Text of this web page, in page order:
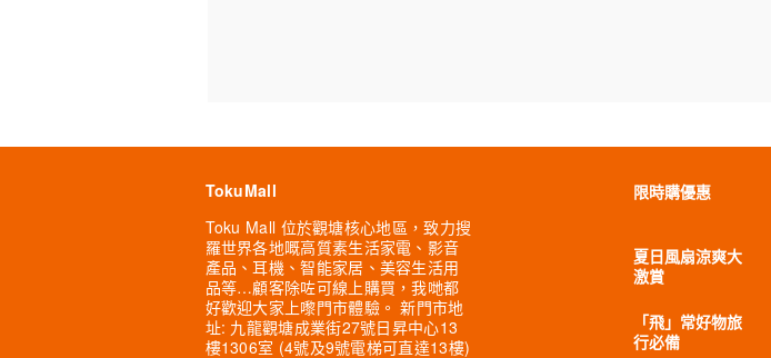
TokuMall
Toku Mall 位於觀塘核心地區，致力搜
羅世界各地嘅高質素生活家電、影音
產品、耳機、智能家居、美容生活用
品等…顧客除咗可線上購買，我哋都
好歡迎大家上嚟門市體驗。 新門市地
址: 九龍觀塘成業街27號日昇中心13
樓1306室 (4號及9號電梯可直達13樓)
限時購優惠
夏日風扇涼爽大
激賞
「飛」常好物旅
行必備